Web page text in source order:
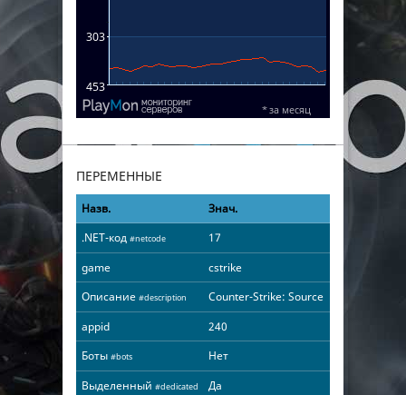
ПЕРЕМЕННЫЕ
Назв.
Знач.
.NET-код #netcode
17
game
cstrike
Описание #description
Counter-Strike: Source
appid
240
Боты #bots
Нет
Выделенный #dedicated
Да